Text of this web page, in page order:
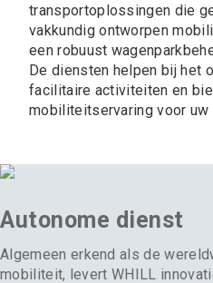
transportoplossingen die
vakkundig ontworpen
een robuust
De diensten helpen bij het
facilitaire activiteiten en
mobiliteitservaring voor
Autonome dienst
Algemeen erkend als de
mobiliteit, levert WHILL